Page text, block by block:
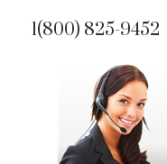
1(800) 825-9452